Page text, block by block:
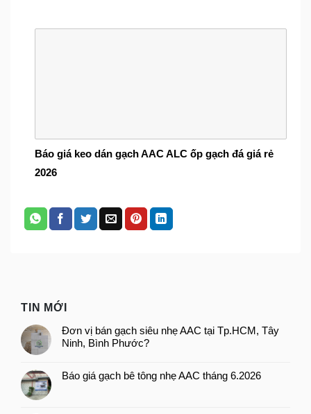
Báo giá keo dán gạch AAC ALC ốp gạch đá giá rẻ
2026
TIN MỚI
Đơn vị bán gạch siêu nhẹ AAC tại Tp.HCM, Tây
Ninh, Bình Phước?
Báo giá gạch bê tông nhẹ AAC tháng 6.2026